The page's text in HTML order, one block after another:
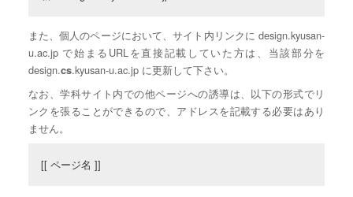
また、個人のページにおいて、サイト内リンクに design.kyusan-
u.ac.jp で始まるURLを直接記載していた方は、当該部分を
design.cs.kyusan-u.ac.jp に更新して下さい。
なお、学科サイト内での他ページへの誘導は、以下の形式でリ
ンクを張ることができるので、アドレスを記載する必要はあり
ません。
[[ ページ名 ]]